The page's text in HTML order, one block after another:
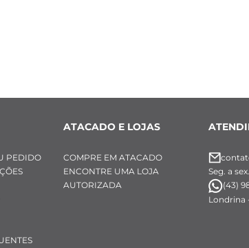
PEDIDO
ATACADO E LOJAS
COMPRE EM ATACADO
ENCONTRE UMA LOJA
AUTORIZADA
Seg. a
(43)
Londrina